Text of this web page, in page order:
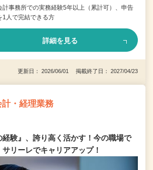
計事務所での実務経験5年以上（累計可）、申告
1人で完結できる方
詳細を見る
更新日： 2026/06/01 掲載終了日： 2027/04/23
・経理業務
経験』、誇り高く活かす！今の職場で
リーレでキャリアアップ！